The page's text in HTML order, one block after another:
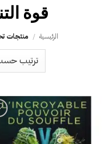
قوة
الرئيسية / منتجات